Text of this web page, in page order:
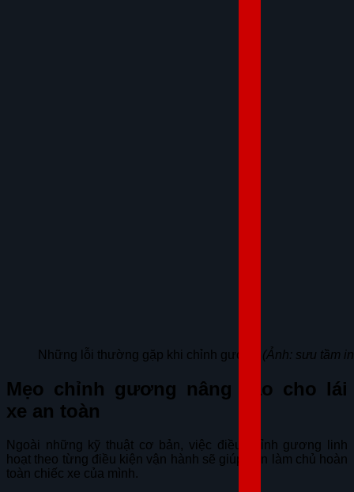
Những lỗi thường gặp khi chỉnh gương (Ảnh: sưu tầm
Mẹo chỉnh gương nâng cao cho lái
xe an toàn
Ngoài những kỹ thuật cơ bản, việc điều chỉnh gương linh
hoạt theo từng điều kiện vận hành sẽ giúp bạn làm chủ hoàn
toàn chiếc xe của mình.